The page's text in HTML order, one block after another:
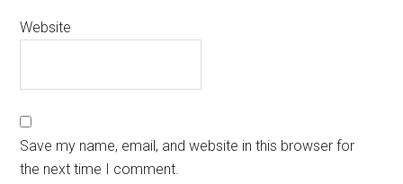
Website
Save my name, email, and website in this browser for
the next time I comment.